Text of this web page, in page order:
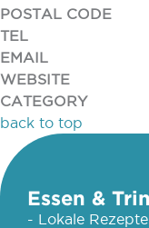
POSTAL CODE
TEL
EMAIL
WEBSITE
CATEGORY
back to top
Essen &
- Lokale Rezepte